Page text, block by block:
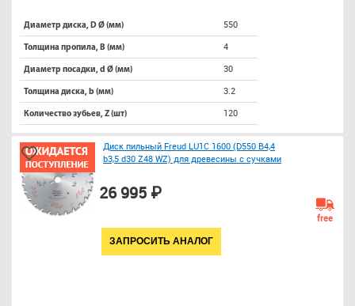
Диаметр диска, D Ø (мм) 550
Толщина пропила, B (мм) 4
Диаметр посадки, d Ø (мм) 30
Толщина диска, b (мм) 3.2
Количество зубьев, Z (шт) 120
Диск пильный Freud LU1C 1600 (D550 B4,4
b3,5 d30 Z48 WZ) для древесины с сучками
26 995 ₽
ЗАПРОСИТЬ АНАЛОГ
free